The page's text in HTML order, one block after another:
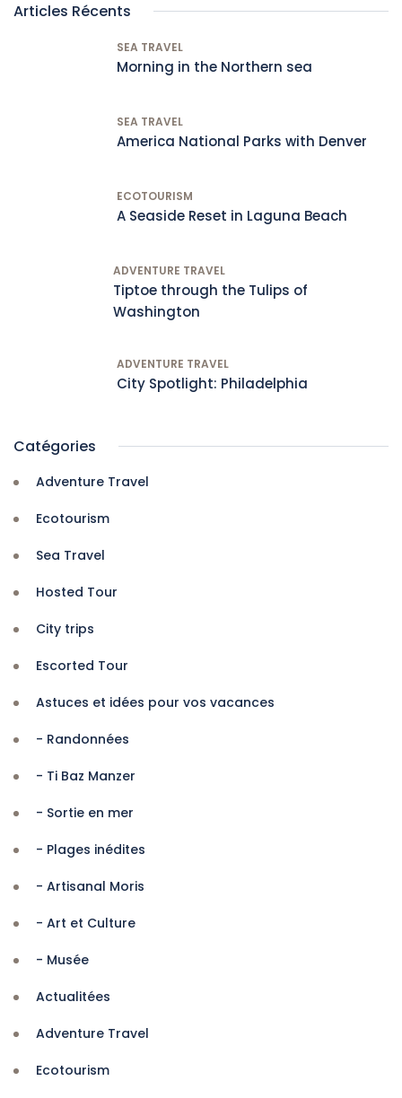
Articles Récents
SEA TRAVEL
Morning in the Northern sea
SEA TRAVEL
America National Parks with Denver
ECOTOURISM
A Seaside Reset in Laguna Beach
ADVENTURE TRAVEL
Tiptoe through the Tulips of
Washington
ADVENTURE TRAVEL
City Spotlight: Philadelphia
Catégories
Adventure Travel
Ecotourism
Sea Travel
Hosted Tour
City trips
Escorted Tour
Astuces et idées pour vos vacances
- Randonnées
- Ti Baz Manzer
- Sortie en mer
- Plages inédites
- Artisanal Moris
- Art et Culture
- Musée
Actualitées
Adventure Travel
Ecotourism